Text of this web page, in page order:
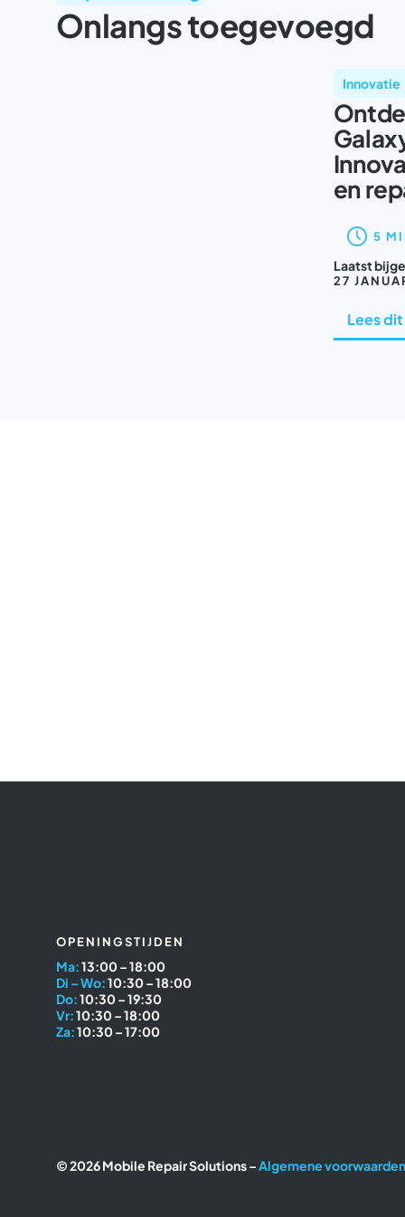
Onlangs toegevoegd
Innovatie
en
5
Laatst
27
Lees
OPENINGSTIJDEN
Ma:13:00 – 18:00
Di – Wo:10:30 – 18:00
Do:10:30 – 19:30
Vr:10:30 – 18:00
Za:10:30 – 17:00
© 2026 Mobile Repair Solutions –Algemene voorwaarden